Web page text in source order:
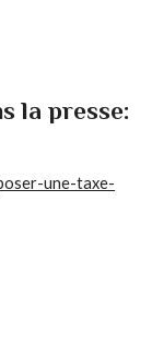
la presse:
une-taxe-